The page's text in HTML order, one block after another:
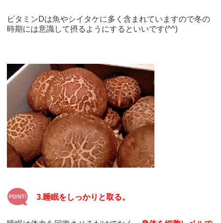
ビタミンDは魚やシイタケに多く含まれていますので冬の
時期には意識して摂るようにするといいです(^^)
3.睡眠をしっかりと取る。